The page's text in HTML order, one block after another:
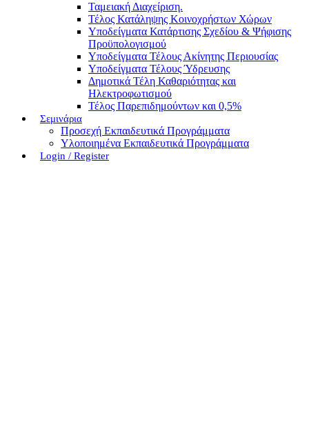
Ταμειακή Διαχείριση.
Τέλος Κατάληψης Κοινοχρήστων Χώρων
Υποδείγματα Κατάρτισης Σχεδίου & Ψήφισης
Προϋπολογισμού
Υποδείγματα Τέλους Ακίνητης Περιουσίας
Υποδείγματα Τέλους Ύδρευσης
Δημοτικά Τέλη Καθαριότητας και
Ηλεκτροφωτισμού
Τέλος Παρεπιδημούντων και 0,5%
Σεμινάρια
Προσεχή Εκπαιδευτικά Προγράμματα
Υλοποιημένα Εκπαιδευτικά Προγράμματα
Login / Register